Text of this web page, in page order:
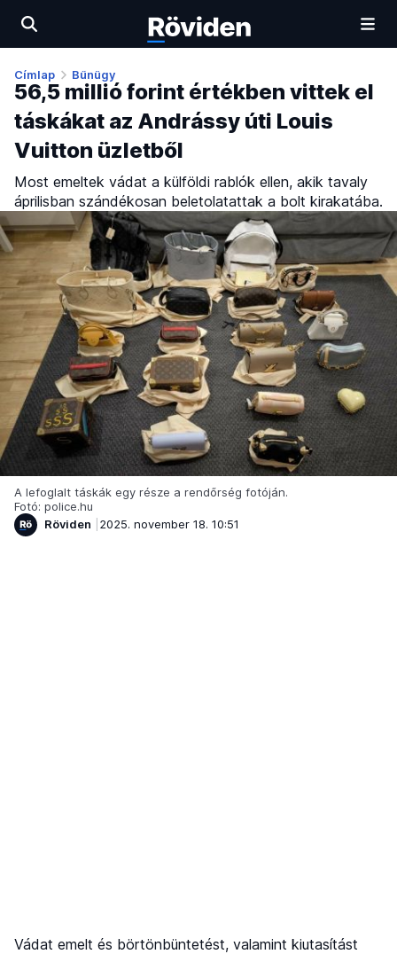
Címlap Bűnügy
56,5 millió forint értékben vittek el
táskákat az Andrássy úti Louis
Vuitton üzletből
Most emeltek vádat a külföldi rablók ellen, akik tavaly
áprilisban szándékosan beletolatattak a bolt kirakatába.
A lefoglalt táskák egy része a rendőrség fotóján.
Fotó: police.hu
Röviden
2025. november 18. 10:51
Vádat emelt és börtönbüntetést, valamint kiutasítást